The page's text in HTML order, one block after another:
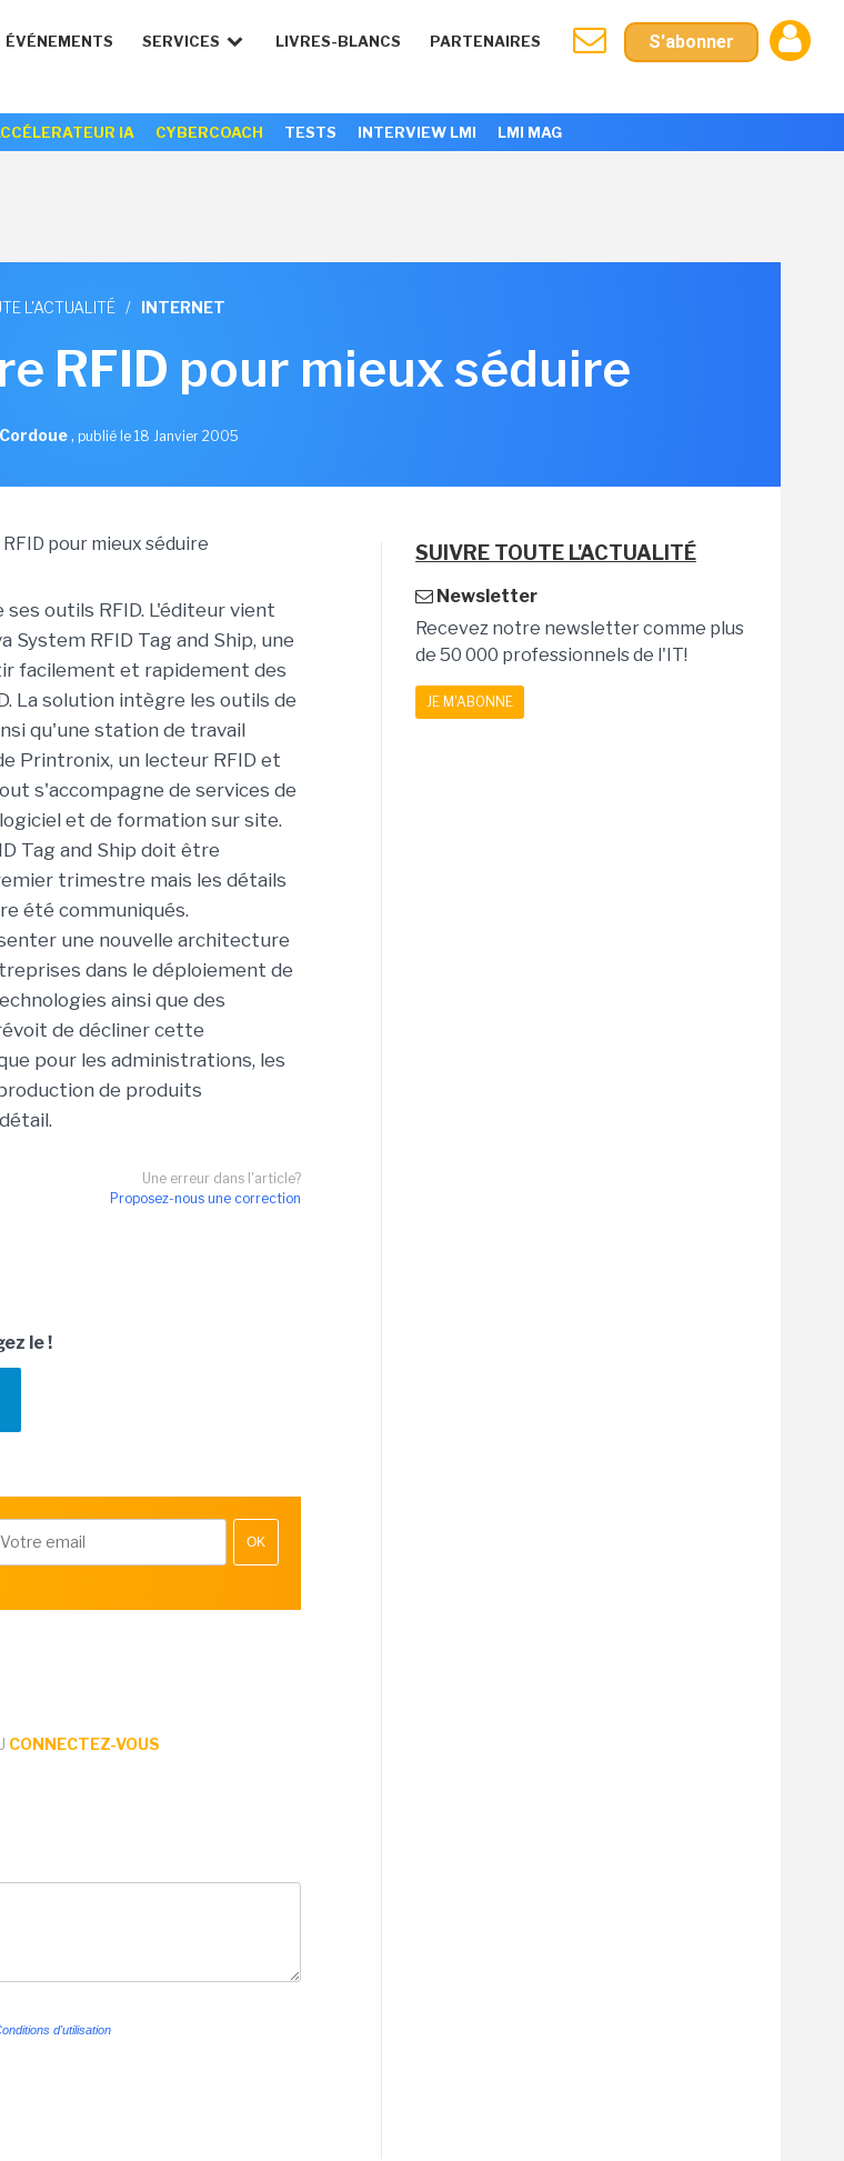
ÉVÉNEMENTS SERVICES LIVRES-BLANCS PARTENAIRES S'abonner
IA CYBERCOACH TESTS INTERVIEW LMI LMI MAG
L'ACTUALITÉ / INTERNET
RFID pour mieux séduire
, publié le 18 Janvier 2005
outils RFID. L'éditeur vient
System RFID Tag and Ship, une
facilement et rapidement des
La solution intègre les outils de
qu'une station de travail
Printronix, un lecteur RFID et
s'accompagne de services de
et de formation sur site.
Tag and Ship doit être
trimestre mais les détails
été communiqués.
une nouvelle architecture
dans le déploiement de
ainsi que des
de décliner cette
pour les administrations, les
de produits
Une erreur dans l'article?
Proposez-nous une correction
le !
OK
CONNECTEZ-VOUS
d'utilisation
SUIVRE TOUTE L'ACTUALITÉ
Newsletter
Recevez notre newsletter comme plus
de 50 000 professionnels de l'IT!
JE M'ABONNE